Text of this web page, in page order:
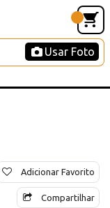
Usar Foto
Adicionar Favorito
Compartilhar